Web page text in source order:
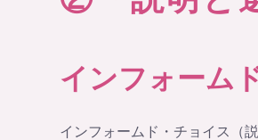
インフォーム
インフォームド・チョイス（